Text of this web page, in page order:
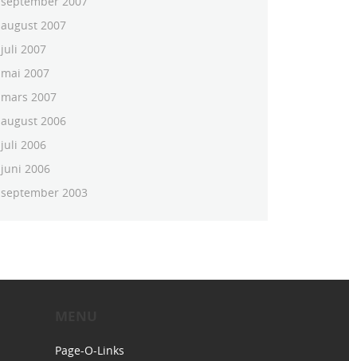
august 2007
juli 2007
mai 2007
mars 2007
august 2006
juli 2006
juni 2006
september 2003
Page-O-Links